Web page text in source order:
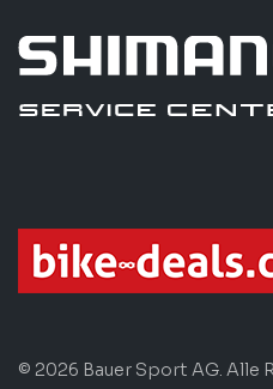
© 2026 Bauer Sport AG. Alle